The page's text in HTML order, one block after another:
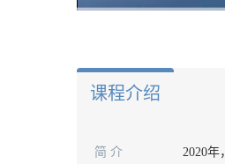
课程介绍
简 介
2020年